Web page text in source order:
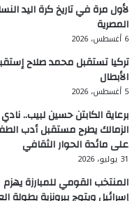
لأول مرة في تاريخ كرة اليد
المصرية
6 أغسطس، 2026
تركيا تستقبل محمد صلاح
الأبطال
5 أغسطس، 2026
برعاية الكابتن حسين لبيب.. نادي
الزمالك يطرح مستقبل أدب
على مائدة الحوار الثقافي
31 يوليو، 2026
المنتخب القومي للمبارزة يهزم